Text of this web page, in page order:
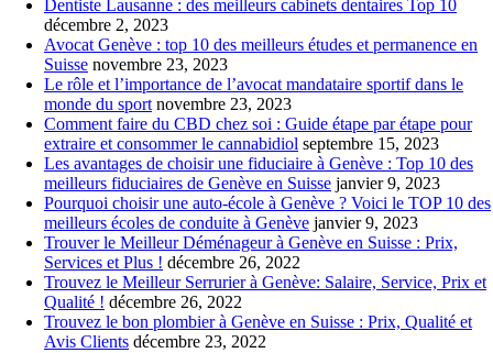
Dentiste Lausanne : des meilleurs cabinets dentaires Top 10
décembre 2, 2023
Avocat Genève : top 10 des meilleurs études et permanence en
Suisse novembre 23, 2023
Le rôle et l’importance de l’avocat mandataire sportif dans le
monde du sport novembre 23, 2023
Comment faire du CBD chez soi : Guide étape par étape pour
extraire et consommer le cannabidiol septembre 15, 2023
Les avantages de choisir une fiduciaire à Genève : Top 10 des
meilleurs fiduciaires de Genève en Suisse janvier 9, 2023
Pourquoi choisir une auto-école à Genève ? Voici le TOP 10 des
meilleurs écoles de conduite à Genève janvier 9, 2023
Trouver le Meilleur Déménageur à Genève en Suisse : Prix,
Services et Plus ! décembre 26, 2022
Trouvez le Meilleur Serrurier à Genève: Salaire, Service, Prix et
Qualité ! décembre 26, 2022
Trouvez le bon plombier à Genève en Suisse : Prix, Qualité et
Avis Clients décembre 23, 2022